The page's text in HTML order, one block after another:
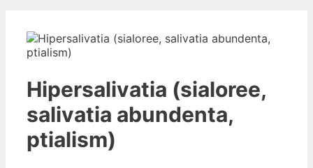
Hipersalivatia (sialoree,
salivatia abundenta,
ptialism)